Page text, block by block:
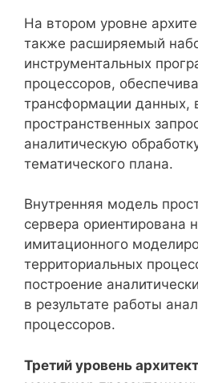
На втором уровне
также расширяемый
инструментальных
процессоров,
трансформации данных,
пространственных
аналитическую
тематического плана.
Внутренняя модель
сервера ориентирована
имитационного
территориальных
построение
в результате работы
процессоров.
Третий уровень